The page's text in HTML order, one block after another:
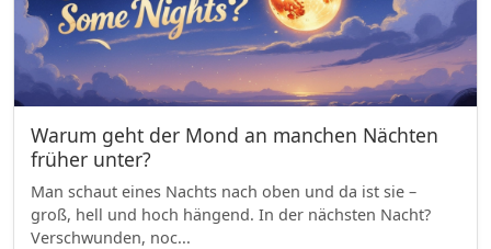
Warum geht der Mond an manchen Nächten
früher unter?
Man schaut eines Nachts nach oben und da ist sie –
groß, hell und hoch hängend. In der nächsten Nacht?
Verschwunden, noc...